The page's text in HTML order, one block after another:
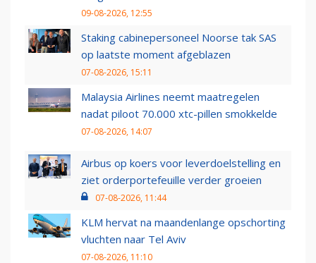
09-08-2026, 12:55
Staking cabinepersoneel Noorse tak SAS
op laatste moment afgeblazen
07-08-2026, 15:11
Malaysia Airlines neemt maatregelen
nadat piloot 70.000 xtc-pillen smokkelde
07-08-2026, 14:07
Airbus op koers voor leverdoelstelling en
ziet orderportefeuille verder groeien
07-08-2026, 11:44
KLM hervat na maandenlange opschorting
vluchten naar Tel Aviv
07-08-2026, 11:10